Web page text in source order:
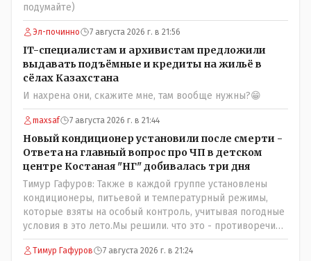
подумайте)
Эл-починно 7 августа 2026 г. в 21:56
IT-специалистам и архивистам предложили
выдавать подъёмные и кредиты на жильё в
сёлах Казахстана
И нахрена они, скажите мне, там вообще нужны?😁
maxsaf 7 августа 2026 г. в 21:44
Новый кондиционер установили после смерти -
Ответа на главный вопрос про ЧП в детском
центре Костаная "НГ" добивалась три дня
Тимур Гафуров: Также в каждой группе установлены
кондиционеры, питьевой и температурный режимы,
которые взяты на особый контроль, учитывая погодные
условия в это лето.Мы решили. что это - противоречие.
Вы считаете иначе?Ну тут противоречия нет. Этот
комментарий прозвучал на следующий день после
Тимур Гафуров 7 августа 2026 г. в 21:24